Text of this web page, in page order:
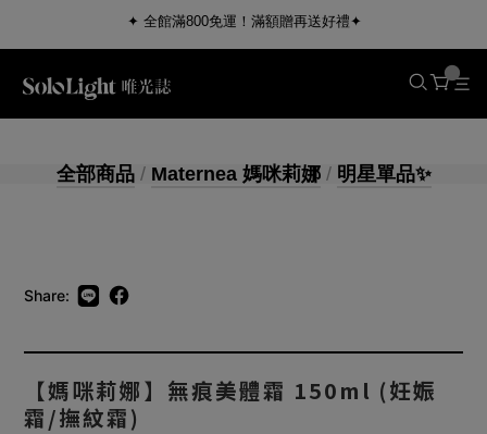
✦ 全館滿800免運！滿額贈再送好禮✦
全部商品/ Maternea 媽咪莉娜/ 明星單品✨
Share:
【媽咪莉娜】無痕美體霜 150ml (妊娠
霜/撫紋霜)